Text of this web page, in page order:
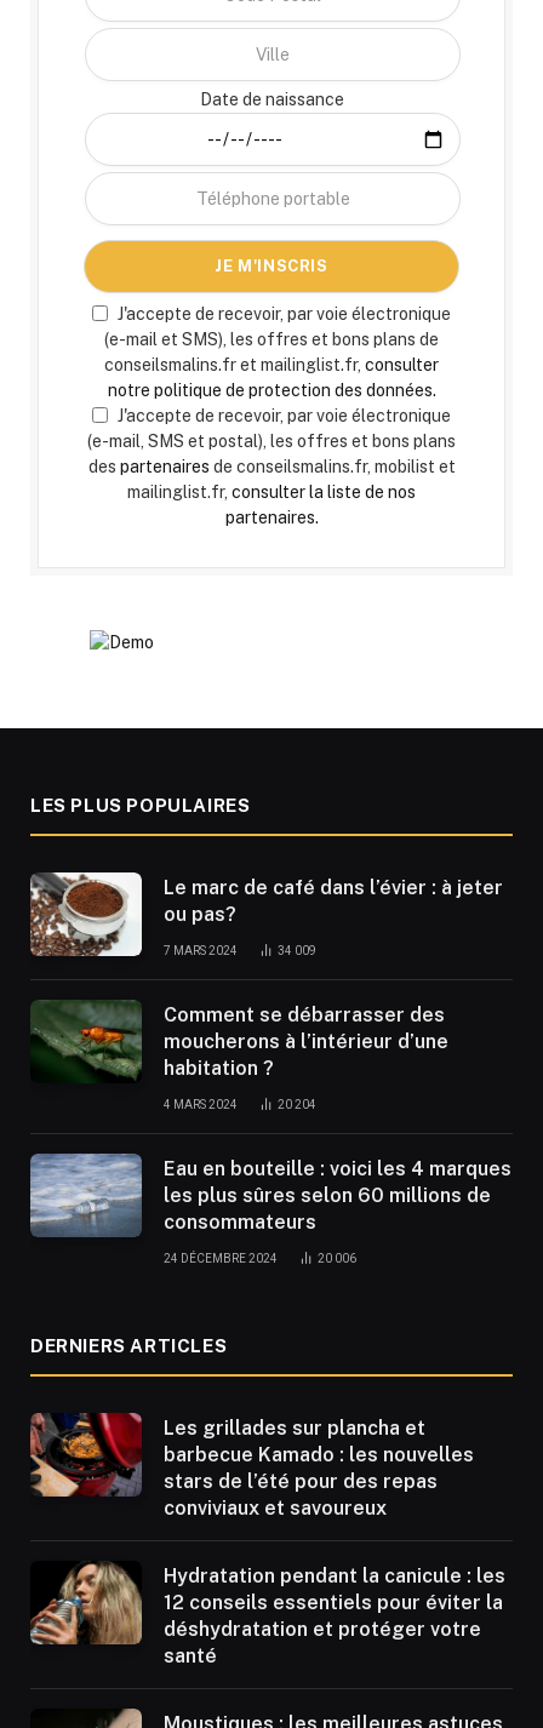
Date de naissance
J'accepte de recevoir, par voie électronique
(e-mail et SMS), les offres et bons plans de
conseilsmalins.fr et mailinglist.fr, consulter
notre politique de protection des données.
J'accepte de recevoir, par voie électronique
(e-mail, SMS et postal), les offres et bons plans
des partenaires de conseilsmalins.fr, mobilist et
mailinglist.fr, consulter la liste de nos
partenaires.
LES PLUS POPULAIRES
Le marc de café dans l’évier : à jeter
ou pas?
7 MARS 2024 34 009
Comment se débarrasser des
moucherons à l’intérieur d’une
habitation ?
4 MARS 2024 20 204
Eau en bouteille : voici les 4 marques
les plus sûres selon 60 millions de
consommateurs
24 DÉCEMBRE 2024 20 006
DERNIERS ARTICLES
Les grillades sur plancha et
barbecue Kamado : les nouvelles
stars de l’été pour des repas
conviviaux et savoureux
Hydratation pendant la canicule : les
12 conseils essentiels pour éviter la
déshydratation et protéger votre
santé